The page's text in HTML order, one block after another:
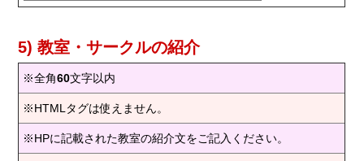
5) 教室・サークルの紹介
※全角60文字以内
※HTMLタグは使えません。
※HPに記載された教室の紹介文をご記入ください。